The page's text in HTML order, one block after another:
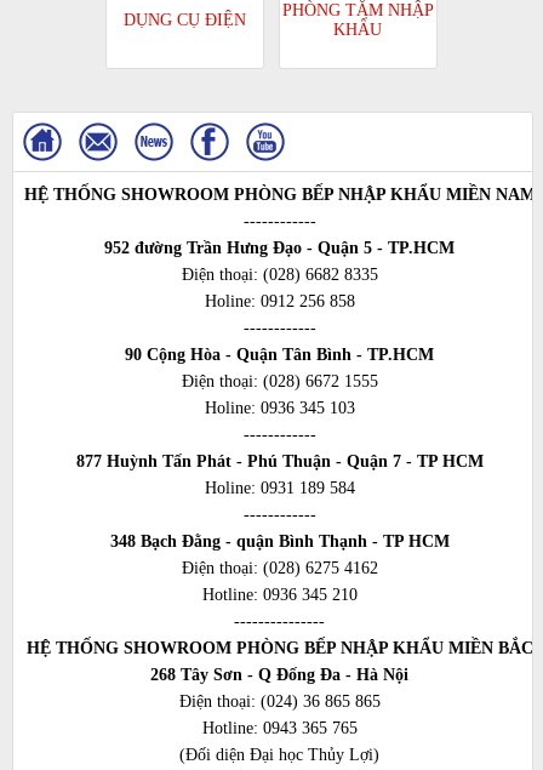
DỤNG CỤ ĐIỆN
PHÒNG TẮM NHẬP
KHẨU
HỆ THỐNG SHOWROOM PHÒNG BẾP NHẬP KHẨU MIỀN NAM
------------
952 đường Trần Hưng Đạo - Quận 5 - TP.HCM
Điện thoại: (028) 6682 8335
Holine: 0912 256 858
------------
90 Cộng Hòa - Quận Tân Bình - TP.HCM
Điện thoại: (028) 6672 1555
Holine: 0936 345 103
------------
877 Huỳnh Tấn Phát - Phú Thuận - Quận 7 - TP HCM
Holine: 0931 189 584
------------
348 Bạch Đằng - quận Bình Thạnh - TP HCM
Điện thoại: (028) 6275 4162
Hotline: 0936 345 210
---------------
HỆ THỐNG SHOWROOM PHÒNG BẾP NHẬP KHẨU MIỀN BẮC
268 Tây Sơn - Q Đống Đa - Hà Nội
Điện thoại: (024) 36 865 865
Hotline: 0943 365 765
(Đối diện Đại học Thủy Lợi)